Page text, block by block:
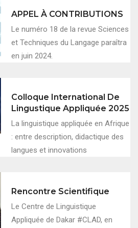
APPEL À CONTRIBUTIONS
Le numéro 18 de la revue Sciences
et Techniques du Langage paraîtra
en juin 2024.
Colloque International De
Lingustique Appliquée 2025
La linguistique appliquée en Afrique
: entre description, didactique des
langues et innovations
Rencontre Scientifique
Le Centre de Linguistique
Appliquée de Dakar #CLAD, en